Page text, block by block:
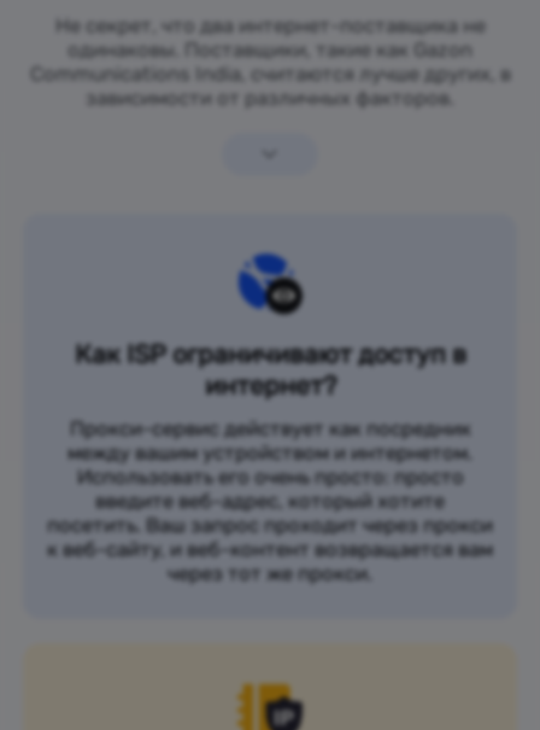
Не секрет, что два интернет-поставщика не
одинаковы. Поставщики, такие как Gazon
Communications India, считаются лучше других, в
зависимости от различных факторов.
Как ISP ограничивают доступ в
интернет?
Прокси-сервис действует как посредник
между вашим устройством и интернетом.
Использовать его очень просто: просто
введите веб-адрес, который хотите
посетить. Ваш запрос проходит через прокси
к веб-сайту, и веб-контент возвращается вам
через тот же прокси.